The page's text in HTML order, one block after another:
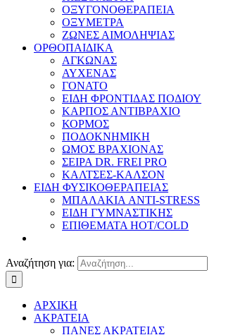
ΟΞΥΓΟΝΟΘΕΡΑΠΕΙΑ
ΟΞΥΜΕΤΡΑ
ΖΩΝΕΣ ΑΙΜΟΛΗΨΙΑΣ
ΟΡΘΟΠΑΙΔΙΚΑ
ΑΓΚΩΝΑΣ
ΑΥΧΕΝΑΣ
ΓΟΝΑΤΟ
ΕΙΔΗ ΦΡΟΝΤΙΔΑΣ ΠΟΔΙΟΥ
ΚΑΡΠΟΣ ΑΝΤΙΒΡΑΧΙΟ
ΚΟΡΜΟΣ
ΠΟΔΟΚΝΗΜΙΚΗ
ΩΜΟΣ ΒΡΑΧΙΟΝΑΣ
ΣΕΙΡΑ DR. FREI PRO
ΚΑΛΤΣΕΣ-ΚΑΛΣΟΝ
ΕΙΔΗ ΦΥΣΙΚΟΘΕΡΑΠΕΙΑΣ
ΜΠΑΛΑΚΙΑ ANTI-STRESS
ΕΙΔΗ ΓΥΜΝΑΣΤΙΚΗΣ
ΕΠΙΘΕΜΑΤΑ HOT/COLD
Αναζήτηση για:
ΑΡΧΙΚΗ
ΑΚΡΑΤΕΙΑ
ΠΑΝΕΣ ΑΚΡΑΤΕΙΑΣ